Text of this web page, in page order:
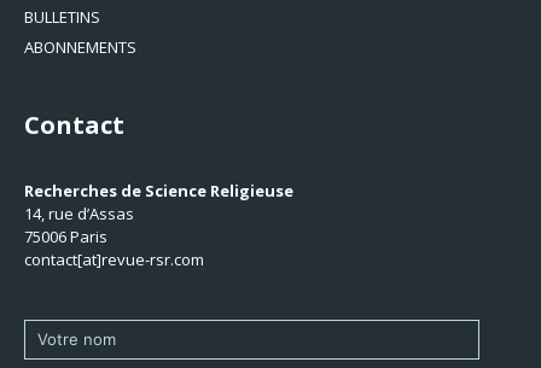
BULLETINS
ABONNEMENTS
Contact
Recherches de Science Religieuse
14, rue d’Assas
75006 Paris
contact[at]revue-rsr.com